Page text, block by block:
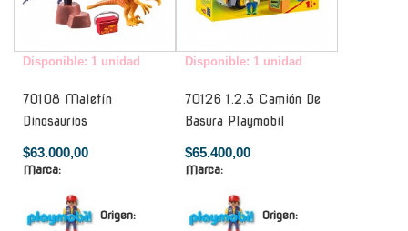
Disponible: 1 unidad
70108 Maletín
Dinosaurios
$63.000,00
Marca:
Origen:
Disponible: 1 unidad
70126 1.2.3 Camión De
Basura Playmobil
$65.400,00
Marca:
Origen: